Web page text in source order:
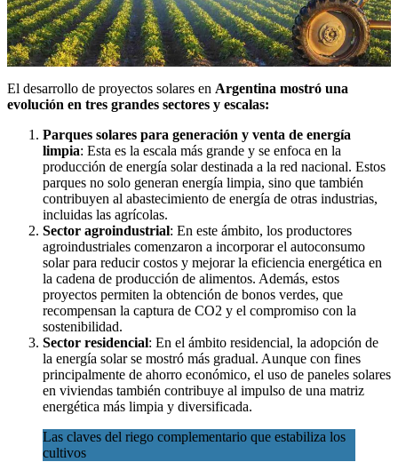
El desarrollo de proyectos solares en Argentina mostró una
evolución en tres grandes sectores y escalas:
Parques solares para generación y venta de energía
limpia: Esta es la escala más grande y se enfoca en la
producción de energía solar destinada a la red nacional. Estos
parques no solo generan energía limpia, sino que también
contribuyen al abastecimiento de energía de otras industrias,
incluidas las agrícolas.
Sector agroindustrial: En este ámbito, los productores
agroindustriales comenzaron a incorporar el autoconsumo
solar para reducir costos y mejorar la eficiencia energética en
la cadena de producción de alimentos. Además, estos
proyectos permiten la obtención de bonos verdes, que
recompensan la captura de CO2 y el compromiso con la
sostenibilidad.
Sector residencial: En el ámbito residencial, la adopción de
la energía solar se mostró más gradual. Aunque con fines
principalmente de ahorro económico, el uso de paneles solares
en viviendas también contribuye al impulso de una matriz
energética más limpia y diversificada.
Las claves del riego complementario que estabiliza los
cultivos